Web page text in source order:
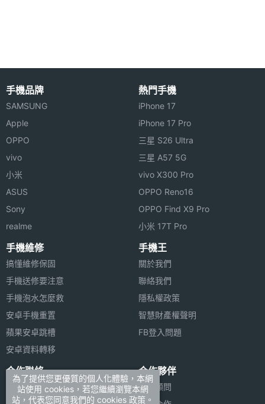
◎ 12GB RAM / 256GB ROM
◎ 前置 1,600 萬畫素鏡頭
◎ 後置 6,400 萬畫素 + 800 萬畫素超廣角 + 200 萬
畫素微距鏡頭
◎ Wi-Fi 6、藍牙 5.3、NFC
◎ 人臉解鎖、螢幕指紋辨識
◎ IP53 防塵防水
※本文為 SOGI 手機王版權所有，未經授權不得轉載使用※
主螢幕
Gorilla Glass 5
主螢幕
觸控
主螢幕
觸控採
樣率
相機規格
畫素
主相機
感光元
CMOS
手機品牌
SAMSUNG
Apple
OPPO
vivo
小米
ASUS
Sony
realme
熱門手機
iPhone 17
iPhone 17 Pro
三星 S26 Ultra
三星 A57 5G
vivo X300 Pro
OPPO Reno16
OPPO Find X9 Pro
小米 17T Pro
手機維修
搞懂維修保固
手機送修要注意
手機泡水怎麼救
安卓手機重置
蘋果安卓跳槽
安卓資料轉移
手機王
關於我們
聯絡我們
隱私權政策
智慧財產權聲明
FB登入問題
合作聯絡
廣告刊登
合作夥伴
法律顧問
為了提供您更優質的個人化體驗，本網
站使用 cookies，若您繼續瀏覽本網
站，代表您同意我們的 cookies 政策。